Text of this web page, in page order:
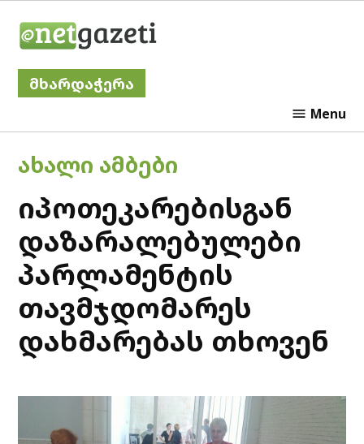
მხარდაჭერა
Menu
POSTED
IN
ᲐᲮᲐᲚᲘ ᲐᲛᲑᲔᲑᲘ
იპოთეკარებისგან
დაზარალებულები
პარლამენტის
თავმჯდომარეს
დახმარებას თხოვენ